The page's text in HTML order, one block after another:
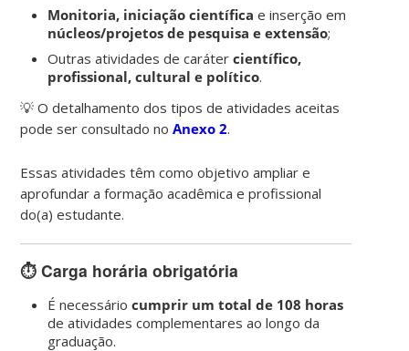
Monitoria, iniciação científica e inserção em
núcleos/projetos de pesquisa e extensão;
Outras atividades de carátercientífico,
profissional, cultural e político.
💡 O detalhamento dos tipos de atividades aceitas
pode ser consultado noAnexo 2.
Essas atividades têm como objetivo ampliar e
aprofundar a formação acadêmica e profissional
do(a) estudante.
⏱️Carga horária obrigatória
É necessáriocumprir um total de 108 horas
de atividades complementares ao longo da
graduação.